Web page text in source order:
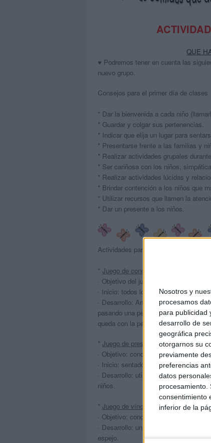
Nosotros y
procesamos
para publicidad
desarrollo de
geográfica
otorgarnos su
previamente
preferencias
datos
procesamiento.
consentimiento
inferior de la
QUE
♥ Podremos tener en cuenta las
nuevo grupo.
Consejos para el primer día de clases
* Dar la bienvenida a cada niño
* Guardar y colgar sus pertenencias.
* Indicar que elija un lugar para
* Presentarse frente a las familias y
* Realizar actividades grupales
* Ser cariñosa con los niños,
* Realizar actividades lúcidas y
* Brindar contención a los niños que
* Utilizar recursos que llamen la
* Dar un presente a los niños.
Actividades para los primeros días de
* Juego de conocimiento
· Objetivo del juego: conocer los
· Inicio: todos los niños sentados en
· Desarrollo: Antes de empezar la
pasando una pelota y cantando una
queda con la pelota se presenta
* Juego de presentación
· Objetivo: conocer los nombres de
· Inicio: sentados
· Desarrollo: utilizando un títere y
niños.
* Juego de vínculo entre compañeros
· Objetivo: conocerse entre los niños.
· Desarrollo: un niño hace una pose o
espejo.